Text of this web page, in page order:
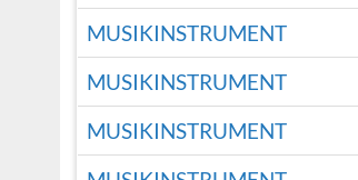
MUSIKINSTRUMENT
MUSIKINSTRUMENT
MUSIKINSTRUMENT